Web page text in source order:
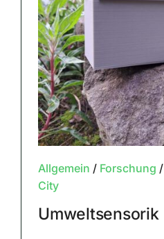
Allgemein / Forschung /
City
Umweltsensorik